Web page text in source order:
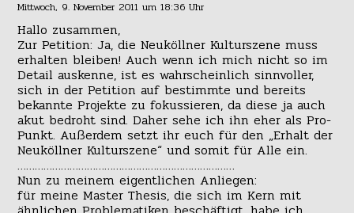
Mittwoch, 9. November 2011 um 18:36 Uhr
Hallo zusammen,
Zur Petition: Ja, die Neuköllner Kulturszene muss
erhalten bleiben! Auch wenn ich mich nicht so im
Detail auskenne, ist es wahrscheinlich sinnvoller,
sich in der Petition auf bestimmte und bereits
bekannte Projekte zu fokussieren, da diese ja auch
akut bedroht sind. Daher sehe ich ihn eher als Pro-
Punkt. Außerdem setzt ihr euch für den „Erhalt der
Neuköllner Kulturszene“ und somit für Alle ein.
…………………………………………………………………
Nun zu meinem eigentlichen Anliegen:
für meine Master Thesis, die sich im Kern mit